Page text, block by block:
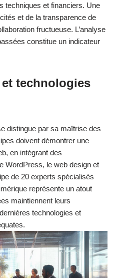
techniques et financiers. Une
et de la transparence de
fructueuse. L’analyse
constitue un indicateur
technologies
distingue par sa maîtrise des
doivent démontrer une
en intégrant des
WordPress, le web design et
de 20 experts spécialisés
représente un atout
maintiennent leurs
technologies et